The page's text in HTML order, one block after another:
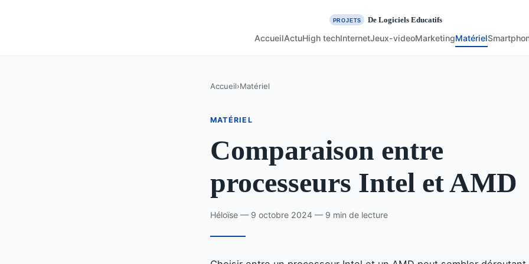
AccueilActuHigh techInternetJeux-videoMarketingMatériel
Accueil›Matériel
MATÉRIEL
Comparaison entre
processeurs Intel et AMD
Héloïse — 9 octobre 2024 — 9 min de lecture